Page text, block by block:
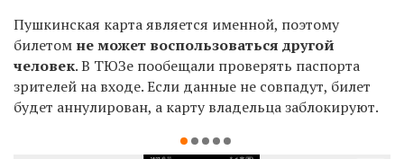
Пушкинская карта является именной, поэтому
билетом не может воспользоваться другой
человек. В ТЮЗе пообещали проверять паспорта
зрителей на входе. Если данные не совпадут, билет
будет аннулирован, а карту владельца заблокируют.